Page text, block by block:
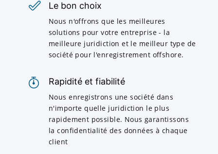
Le bon choix
Nous n'offrons que les meilleures
solutions pour votre entreprise - la
meilleure juridiction et le meilleur type de
société pour l'enregistrement offshore.
Rapidité et fiabilité
Nous enregistrons une société dans
n'importe quelle juridiction le plus
rapidement possible. Nous garantissons
la confidentialité des données à chaque
client